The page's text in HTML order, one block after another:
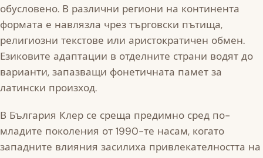
обусловено. В различни региони на континента
формата е навлязла чрез търговски пътища,
религиозни текстове или аристократичен обмен.
Езиковите адаптации в отделните страни водят до
варианти, запазващи фонетичната памет за
латински произход.
В България Клер се среща предимно сред по-
младите поколения от 1990-те насам, когато
западните влияния засилиха привлекателността на